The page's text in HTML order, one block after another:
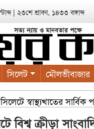
| ২৩শে শ্রাবণ, ১৪৩৩ বঙ্গাব্দ
সিলেট মৌলভীবাজার
সার্বিক
বিশ্ব ক্রীড়া